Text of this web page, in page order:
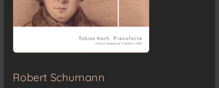
Robert Schumann